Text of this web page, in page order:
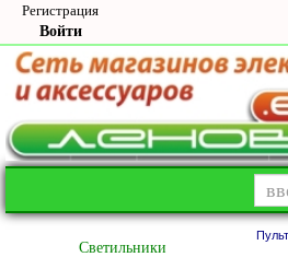
Регистрация
Войти
Cветильники